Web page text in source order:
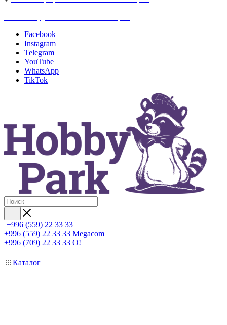
Facebook
Instagram
Telegram
YouTube
WhatsApp
TikTok
+996 (559) 22 33 33
+996 (559) 22 33 33 Megacom
+996 (709) 22 33 33 O!
Каталог